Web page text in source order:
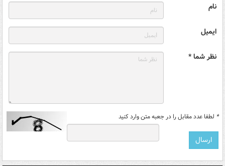
نام
ایمیل
نظر شما *
* لطفا عدد مقابل را در جعبه متن وارد کنید